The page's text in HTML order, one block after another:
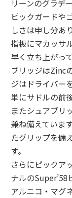
リーンのグラデ
ピックガードや
しさは申し分あ
指板にマカッサ
早く立ち上がっ
ブリッジはZinc
ジはドライバー
単にサドルの前
またシュアブリ
兼ね備えていま
たグリップを備
す。
さらにピックア
ナルのSuper’58
アルニコ・マグ